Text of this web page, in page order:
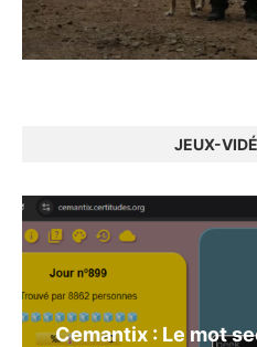
JEUX-
Cemantix : Le mot